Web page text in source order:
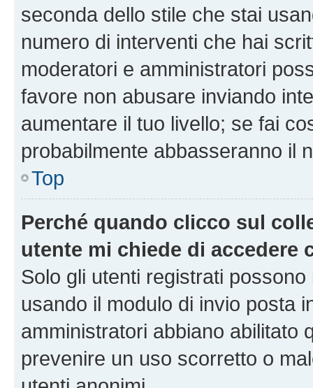
seconda dello stile che stai
numero di interventi che hai
moderatori e amministratori
favore non abusare inviando
aumentare il tuo livello; se fai
probabilmente abbasseranno il
Top
Perché quando clicco sul
utente mi chiede di accedere
Solo gli utenti registrati
usando il modulo di invio posta
amministratori abbiano abilitato
prevenire un uso scorretto o